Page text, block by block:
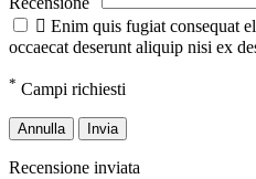
 Enim quis fugiat consequat
occaecat deserunt aliquip nisi ex
* Campi richiesti
Annulla Invia
Recensione inviata